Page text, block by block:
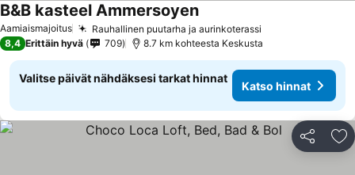
Aamiaismajoitus Rauhallinen puutarha ja aurinkoterassi
B&B kasteel AmmersoyenKatso hinnat
8,4 Erittäin hyvä 709 8.7 km kohteesta Keskusta
Valitse päivät nähdäksesi tarkat hinnat
Katso hinnat
Jaa